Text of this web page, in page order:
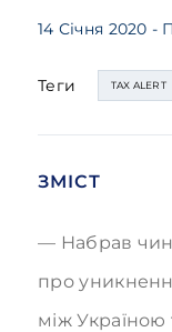
14 Січня 2020 -
Теги TAX ALERT
ЗМІСТ
Набрав
про
між